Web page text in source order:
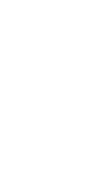
恭喜三土張祐宸
恭喜三土程志
恭喜三土古正
恭喜三餐王欣芸
恭喜三農
恭喜三農張
恭喜三林方柏